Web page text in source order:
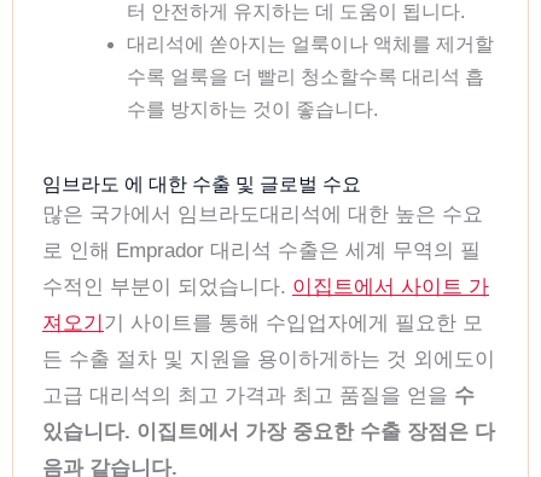
터 안전하게 유지하는 데 도움이 됩니다.
대리석에 쏟아지는 얼룩이나 액체를 제거할
수록 얼룩을 더 빨리 청소할수록 대리석 흡
수를 방지하는 것이 좋습니다.
임브라도 에 대한 수출 및 글로벌 수요
많은 국가에서 임브라도대리석에 대한 높은 수요
로 인해 Emprador 대리석 수출은 세계 무역의 필
수적인 부분이 되었습니다. 이집트에서 사이트 가
져오기 기 사이트를 통해 수입업자에게 필요한 모
든 수출 절차 및 지원을 용이하게하는 것 외에도이
고급 대리석의 최고 가격과 최고 품질을 얻을 수
있습니다. 이집트에서 가장 중요한 수출 장점은 다
음과 같습니다.